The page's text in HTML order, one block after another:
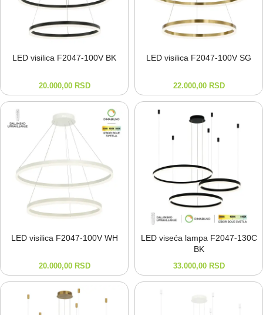
LED visilica F2047-⁠100V BK
20.000,00 RSD
LED visilica F2047-⁠100V SG
22.000,00 RSD
LED visilica F2047-⁠100V WH
20.000,00 RSD
LED viseća lampa F2047-⁠130C
BK
33.000,00 RSD